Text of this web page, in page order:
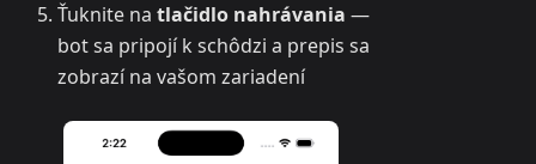
Ťuknite na tlačidlo nahrávania —
bot sa pripojí k schôdzi a prepis sa
zobrazí na vašom zariadení